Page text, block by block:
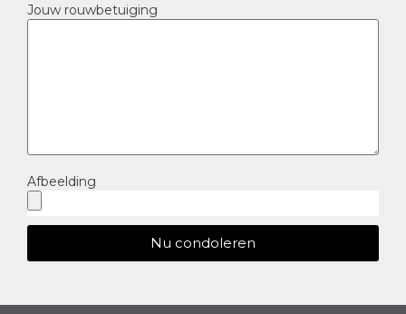
Jouw rouwbetuiging
Afbeelding
Nu condoleren